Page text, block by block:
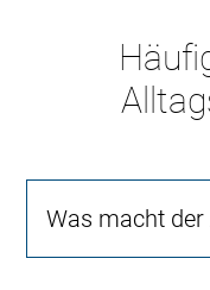
Was macht der